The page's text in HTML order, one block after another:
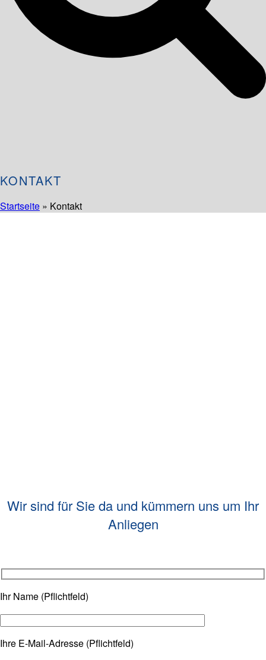
KONTAKT
Startseite » Kontakt
Wir sind für Sie da und kümmern uns um Ihr
Anliegen
Ihr Name (Pflichtfeld)
Ihre E-Mail-Adresse (Pflichtfeld)